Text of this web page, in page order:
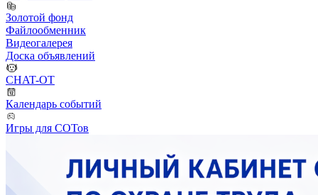
Золотой фонд
Файлообменник
Видеогалерея
Доска объявлений
CHAT-OT
Календарь событий
Игры для СОТов